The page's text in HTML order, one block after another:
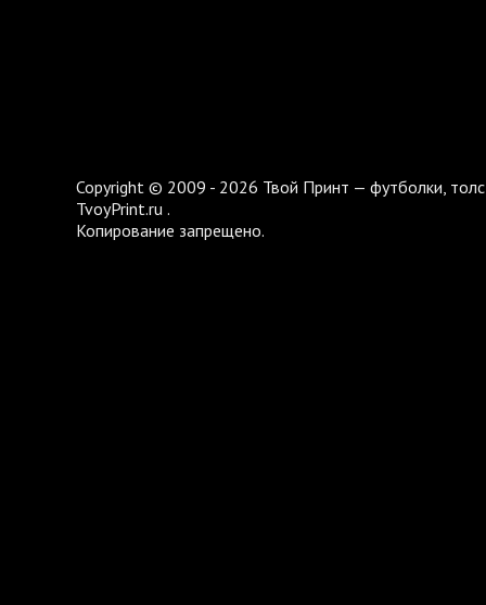
Copyright © 2009 - 2026 Твой Принт — футболки,
TvoyPrint.ru .
Копирование запрещено.